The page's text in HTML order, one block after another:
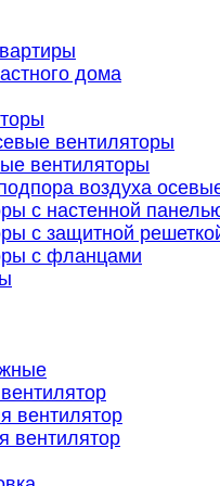
дома
вентиляторы
вентиляторы
воздуха
с настенной
с защитной
с фланцами
вентилятор
вентилятор